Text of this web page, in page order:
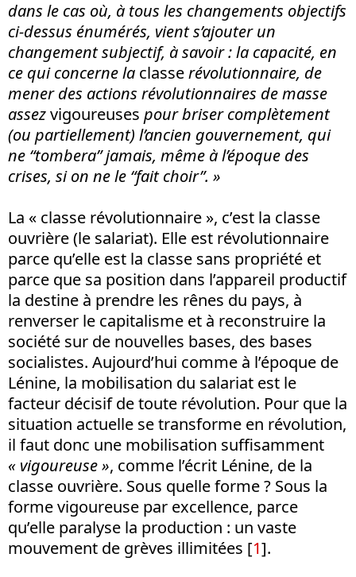
dans le cas où, à tous les changements objectifs
ci-dessus énumérés, vient s’ajouter un
changement subjectif, à savoir : la capacité, en
ce qui concerne la classerévolutionnaire, de
mener des actions révolutionnaires de masse
assezvigoureuses pour briser complètement
(ou partiellement) l’ancien gouvernement, qui
ne “tombera” jamais, même à l’époque des
crises, si on ne le “fait choir”. »
La « classe révolutionnaire », c’est la classe
ouvrière (le salariat). Elle est révolutionnaire
parce qu’elle est la classe sans propriété et
parce que sa position dans l’appareil productif
la destine à prendre les rênes du pays, à
renverser le capitalisme et à reconstruire la
société sur de nouvelles bases, des bases
socialistes. Aujourd’hui comme à l’époque de
Lénine, la mobilisation du salariat est le
facteur décisif de toute révolution. Pour que la
situation actuelle se transforme en révolution,
il faut donc une mobilisation suffisamment
« vigoureuse », comme l’écrit Lénine, de la
classe ouvrière. Sous quelle forme ? Sous la
forme vigoureuse par excellence, parce
qu’elle paralyse la production : un vaste
mouvement de grèves illimitées [1].